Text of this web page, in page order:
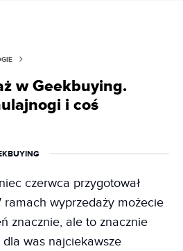
w Geekbuying.
i coś
czerwca przygotował
ramach wyprzedaży możecie
znacznie, ale to znacznie
was najciekawsze